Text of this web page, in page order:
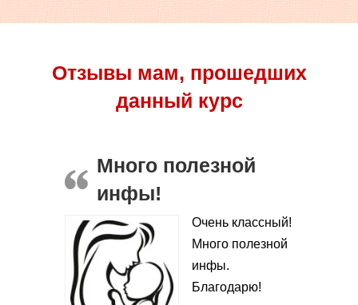
Отзывы мам, прошедших
данный курс
Много полезной
инфы!
Очень классный!
Много полезной
инфы.
Благодарю!